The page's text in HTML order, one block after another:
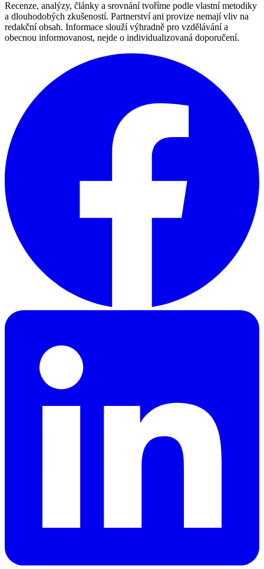
Recenze, analýzy, články a srovnání tvoříme podle vlastní metodiky
a dlouhodobých zkušeností. Partnerství ani provize nemají vliv na
redakční obsah. Informace slouží výhradně pro vzdělávání a
obecnou informovanost, nejde o individualizovaná doporučení.